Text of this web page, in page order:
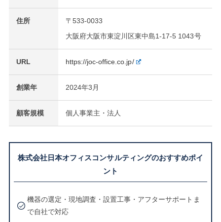
住所
〒533-0033
大阪府大阪市東淀川区東中島1-17-5 1043号
URL https://joc-office.co.jp/
創業年 2024年3月
顧客規模 個人事業主・法人
株式会社日本オフィスコンサルティングのおすすめポイ
ント
機器の選定・現地調査・設置工事・アフターサポートま
で自社で対応